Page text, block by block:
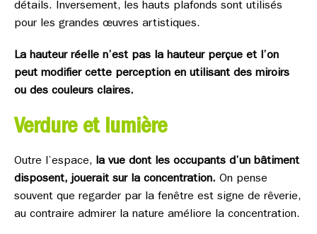
détails. Inversement, les hauts plafonds sont utilisés
pour les grandes œuvres artistiques.
La hauteur réelle n’est pas la hauteur perçue et l’on
peut modifier cette perception en utilisant des miroirs
ou des couleurs claires.
Verdure et lumière
Outre l’espace, la vue dont les occupants d’un bâtiment
disposent, jouerait sur la concentration. On pense
souvent que regarder par la fenêtre est signe de rêverie,
au contraire admirer la nature améliore la concentration.